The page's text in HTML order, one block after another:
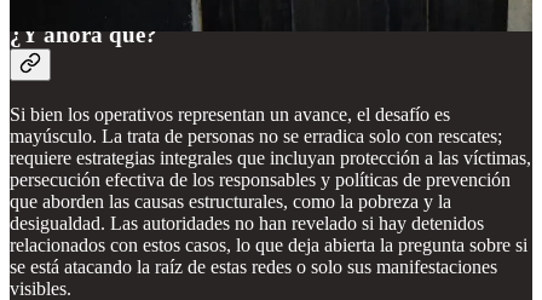
¿Y ahora qué?
Si bien los operativos representan un avance, el desafío es
mayúsculo. La trata de personas no se erradica solo con rescates;
requiere estrategias integrales que incluyan protección a las víctimas,
persecución efectiva de los responsables y políticas de prevención
que aborden las causas estructurales, como la pobreza y la
desigualdad. Las autoridades no han revelado si hay detenidos
relacionados con estos casos, lo que deja abierta la pregunta sobre si
se está atacando la raíz de estas redes o solo sus manifestaciones
visibles.